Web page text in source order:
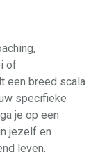
of
een breed scala
specifieke
je op een
jezelf en
leven.